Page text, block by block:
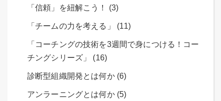
「信頼」を紐解こう！ (3)
「チームの力を考える」 (11)
「コーチングの技術を3週間で身につける！コー
チングシリーズ」 (16)
診断型組織開発とは何か (6)
アンラーニングとは何か (5)